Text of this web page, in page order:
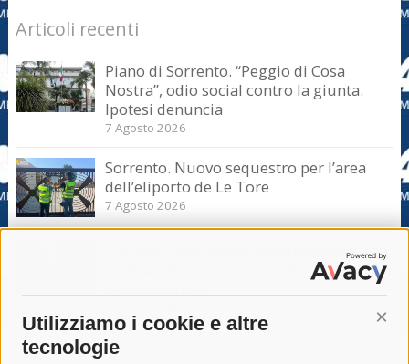
Utilizziamo i cookie e altre
tecnologie
Articoli recenti
Piano di Sorrento. “Peggio di Cosa
Nostra”, odio social contro la giunta.
Ipotesi denuncia
7 Agosto 2026
Sorrento. Nuovo sequestro per l’area
dell’eliporto de Le Tore
7 Agosto 2026
Sorrento. Aggredisce sessualmente una
turista e le strappa il portafogli, fermato